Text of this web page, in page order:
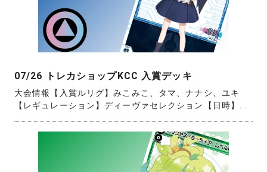
07/26 トレカショップKCC 入賞デッキ
大会情報【入賞ルリグ】みこみこ、タマ、ナナシ、ユキ
【レギュレーション】ディーヴァセレクション【日時】...